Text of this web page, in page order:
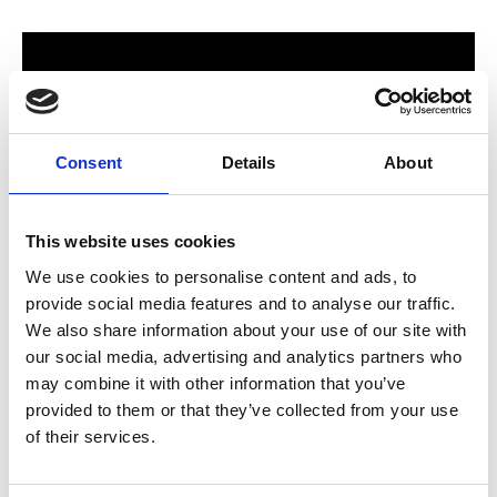
Consent Details About
This website uses cookies
We use cookies to personalise content and ads, to
provide social media features and to analyse our traffic.
We also share information about your use of our site with
our social media, advertising and analytics partners who
may combine it with other information that you’ve
provided to them or that they’ve collected from your use
of their services.
För hela familjen
2024 stod Varbergs nya butik och bygglagar klart. Förmodligen
ett av Sveriges mest välsorterade byggvaruhus som välkomnar
både dig som konsument och proffskund. Varbergs Trä har allt